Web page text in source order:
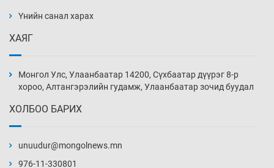
19 цаг 14 мин
19 цаг 44 мин
19 цаг 44 мин
Үнийн санал харах
ХАЯГ
Монгол Улс, Улаанбаатар 14200, Сүхбаатар дүүрэг 8-р
хороо, Алтангэрэлийн гудамж, Улаанбаатар зочид буудал
ХОЛБОО БАРИХ
unuudur@mongolnews.mn
976-11-330801